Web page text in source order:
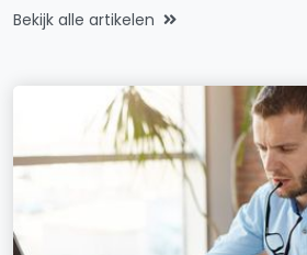
Bekijk alle artikelen